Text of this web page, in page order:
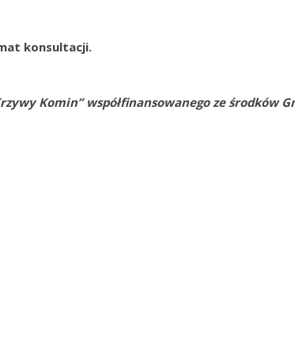
konsultacji.
Komin” współfinansowanego ze środków